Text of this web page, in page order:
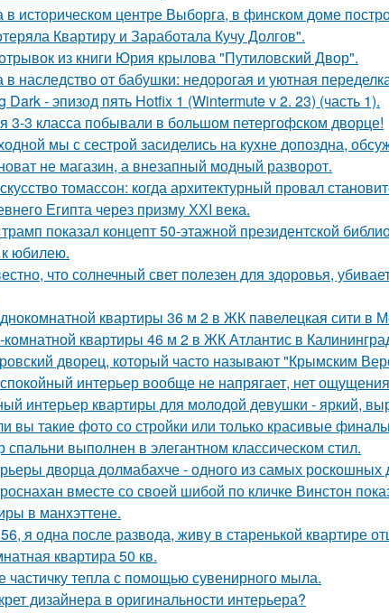
в историческом центре Выборга, в финском доме
Квартиру и Заработала Кучу Долгов".
из книги Юрия крылова "Путиловский Двор".
в наследство от бабушки: недорогая и уютная
Dark - эпизод пять Hotfix 1 (Wintermute v 2. 23) (часть 1).
3-3 класса побывали в большом петергофском дворце!
мы с сестрой засиделись на кухне допоздна,
не магазин, а внезапный модный разворот.
томассон: когда архитектурный провал
Египта через призму ХХI века.
показал концепт 50-этажной президентской
юбилею.
что солнечный свет полезен для здоровья,
квартиры 36 м 2 в ЖК павелецкая сити в
комнатной квартиры 46 м 2 в ЖК Атлантис в
дворец, который часто называют "Крымским
интерьер вообще не напрягает, нет
интерьер квартиры для молодой девушки - яркий,
вы такие фото со стройки или только красивые
спальни выполнен в элегантном классическом стил.
дворца долмабахче - одного из самых роскошных
вместе со своей шибой по кличке Винстон
в манхэттене.
я одна после развода, живу в старенькой квартире
квартира 50 кв.
частичку тепла с помощью сувенирного мыла.
дизайнера в оригинальности интерьера?